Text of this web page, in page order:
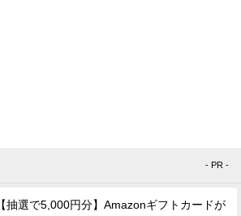
- PR -
【抽選で5,000円分】Amazonギフトカードが